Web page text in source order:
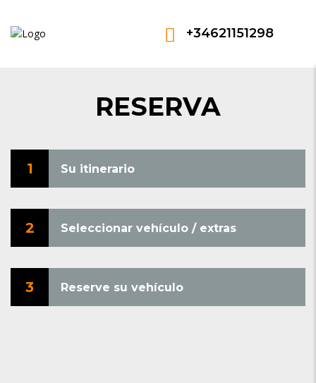
+34621151298
RESERVA
1 Su itinerario
2 Seleccionar vehículo / extras
3 Reserve su vehículo